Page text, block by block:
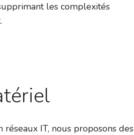
les complexités
IT, nous proposons des